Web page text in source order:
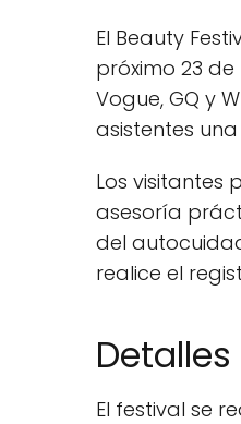
El Beauty
próximo 23
Vogue, GQ y
asistentes
Los visitantes
asesoría
del
realice el
El festival se